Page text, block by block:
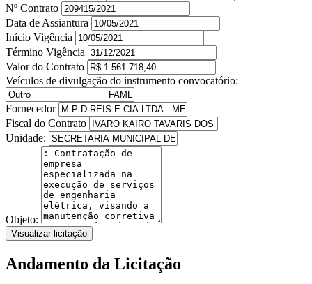
Nº Contrato
Data de Assiantura
Início Vigência
Término Vigência
Valor do Contrato
Veículos de divulgação do instrumento convocatório:
Fornecedor
Fiscal do Contrato
Unidade:
Objeto:
Visualizar licitação
Andamento da Licitação